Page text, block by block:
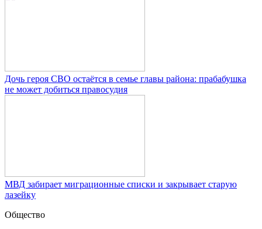
Дочь героя СВО остаётся в семье главы района: прабабушка
не может добиться правосудия
МВД забирает миграционные списки и закрывает старую
лазейку
Общество